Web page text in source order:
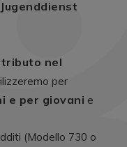
Jugenddienst
nel
per
e per giovani e
(Modello 730 o